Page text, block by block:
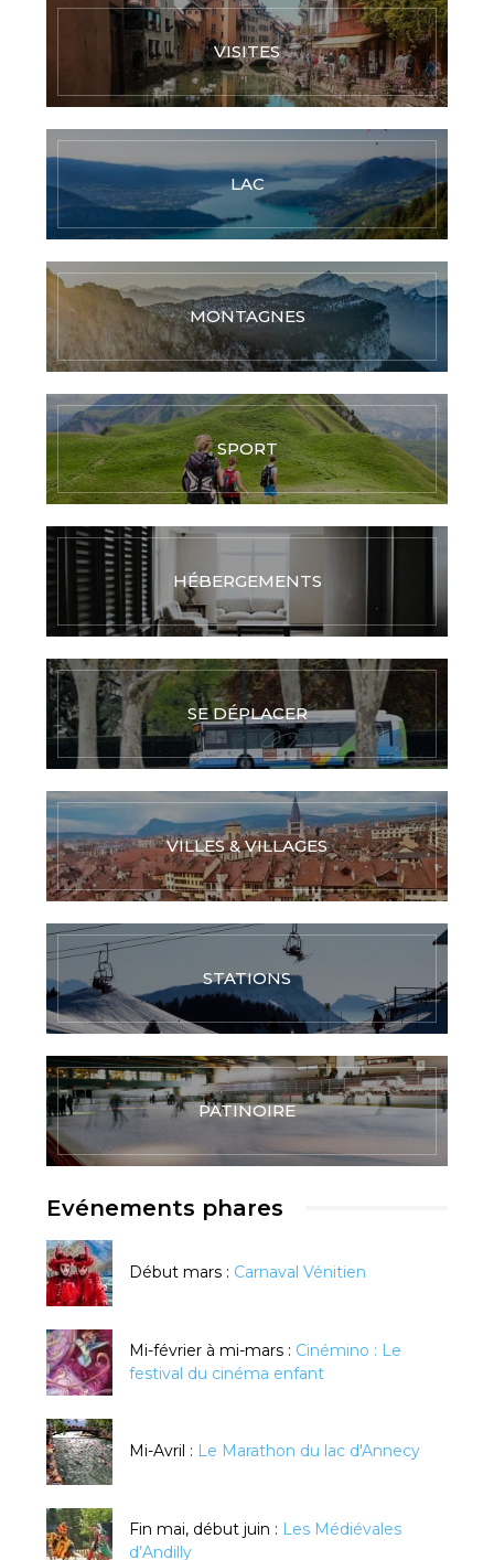
VISITES
LAC
MONTAGNES
SPORT
HÉBERGEMENTS
SE DÉPLACER
VILLES & VILLAGES
STATIONS
PATINOIRE
Evénements phares
Début mars : Carnaval Vénitien
Mi-février à mi-mars : Cinémino : Le
festival du cinéma enfant
Mi-Avril : Le Marathon du lac d'Annecy
Fin mai, début juin : Les Médiévales
d’Andilly